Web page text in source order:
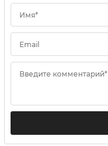
Имя*
Email
Введите комментарий*